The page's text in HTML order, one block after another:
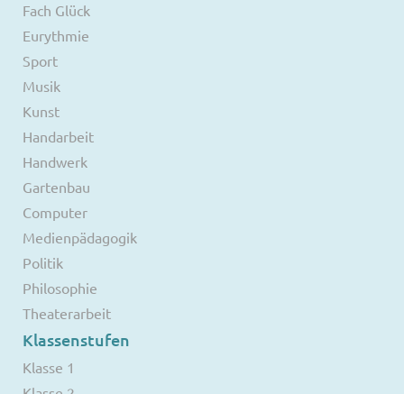
Fach Glück
Eurythmie
Sport
Musik
Kunst
Handarbeit
Handwerk
Gartenbau
Computer
Medienpädagogik
Politik
Philosophie
Theaterarbeit
Klassenstufen
Klasse 1